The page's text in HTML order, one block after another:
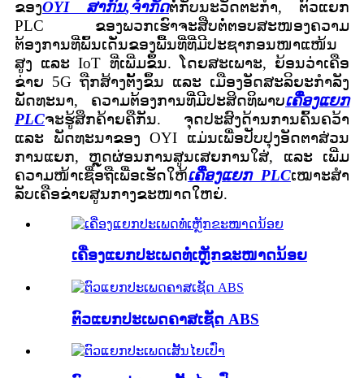
ຂອງOYI ສາກົນ,ຈຳກັດຕໍ່ກັບນະວັດຕະກໍາ, ຕົວແຍກ
PLC ຂອງພວກເຮົາຈະສືບຕໍ່ຕອບສະໜອງຄວາມ
ຕ້ອງການທີ່ພົ້ນເດັ່ນຂອງພື້ນທີ່ທີ່ມີປະຊາກອນໜາແໜ້ນ
ສູງ ແລະ IoT ທີ່ເພີ່ມຂຶ້ນ. ໂດຍສະເພາະ, ຍ້ອນວ່າເຄືອ
ຂ່າຍ 5G ຖືກສ້າງຕັ້ງຂຶ້ນ ແລະ ເມືອງອັດສະລິຍະກໍາລັງ
ພັດທະນາ, ຄວາມຕ້ອງການທີ່ມີປະສິດທິພາບເຄື່ອງແຍກ
PLCຈະຮູ້ສຶກຄ້າຍຄືກັນ. ຈຸດປະສົງດ້ານການຄົ້ນຄວ້າ
ແລະ ພັດທະນາຂອງ OYI ແມ່ນເພື່ອປັບປຸງອັດຕາສ່ວນ
ການແຍກ, ຫຼຸດຜ່ອນການສູນເສຍການໃສ່, ແລະ ເພີ່ມ
ຄວາມໜ້າເຊື່ອຖືເພື່ອເຮັດໃຫ້ເຄື່ອງແຍກ PLCເໝາະສຳ
ລັບເຄືອຂ່າຍສູນກາງຂະໜາດໃຫຍ່.
ເຄື່ອງແຍກປະເພດທໍ່ເຫຼັກຂະໜາດນ້ອຍ
ຕົວແຍກປະເພດຄາສເຊັດ ABS